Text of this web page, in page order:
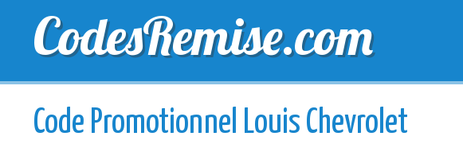
CodesRemise.com
MEILLEURS CODES PROMO CODES PROMO EXCLUSIFS
Code Promotionnel Louis Chevrolet